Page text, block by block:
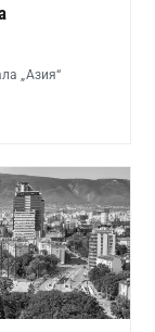
„Азия“